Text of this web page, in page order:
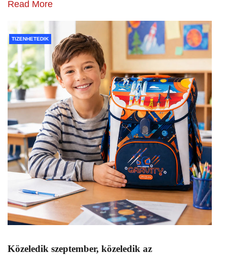
Read More
TIZENHETEDIK
Közeledik szeptember, közeledik az